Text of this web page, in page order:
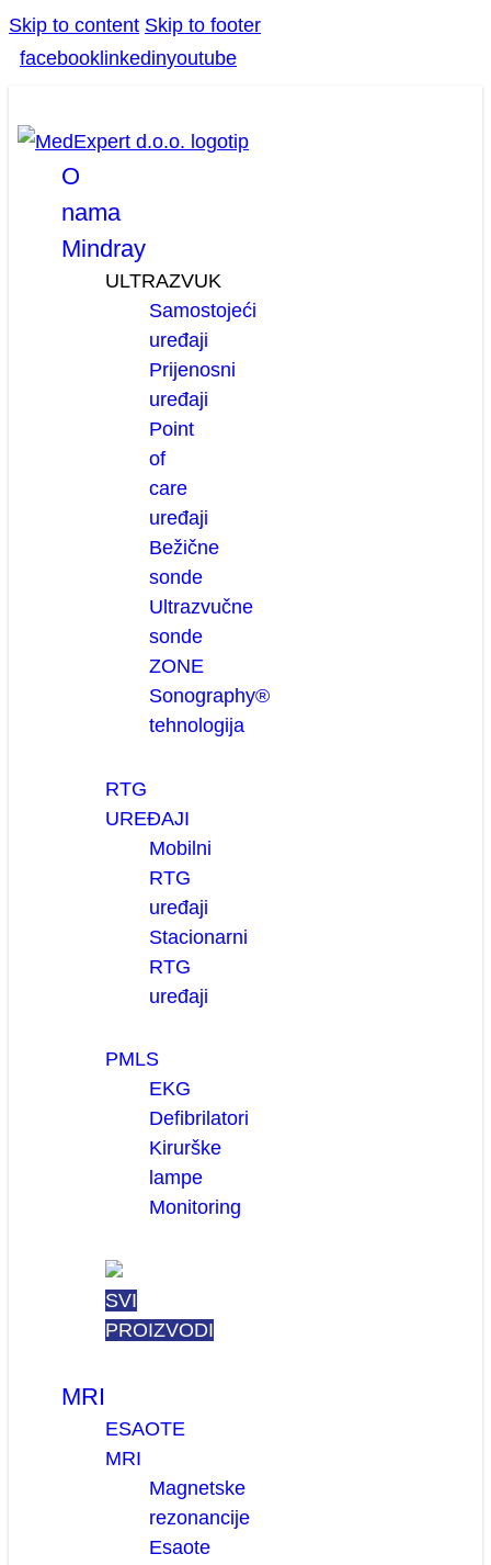
Skip to content Skip to footer
facebook linkedinyoutube
O
nama
Mindray
ULTRAZVUK
Samostojeći
uređaji
Prijenosni
uređaji
Point
of
care
uređaji
Bežične
sonde
Ultrazvučne
sonde
ZONE
Sonography®
tehnologija
RTG
UREĐAJI
Mobilni
RTG
uređaji
Stacionarni
RTG
uređaji
PMLS
EKG
Defibrilatori
Kirurške
lampe
Monitoring
SVI
PROIZVODI
MRI
ESAOTE
MRI
Magnetske
rezonancije
Esaote